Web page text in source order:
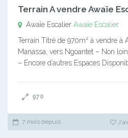
Terrain A vendre Awaïe
Awaïe Escalier Awaïe Escalier
Terrain Titré de 970m² à vendre à
Manassa, vers Ngoantet – Non
– Encore d’autres Espaces
970
7 mois depuis